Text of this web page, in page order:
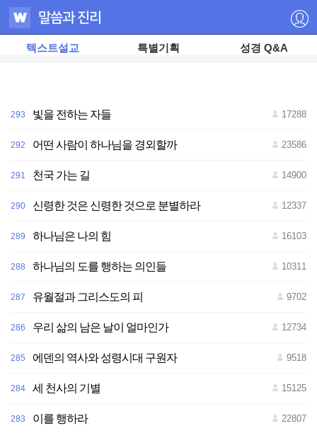
텍스트설교 특별기획 성경 Q&A
작
ⓒ
님
회
전
재
금
지
293 빛을 전하는 자들 17288
292 어떤 사람이 하나님을 경외할까 23586
291 천국 가는 길 14900
290 신령한 것은 신령한 것으로 분별하라 12337
289 하나님은 나의 힘 16103
288 하나님의 도를 행하는 의인들 10311
287 유월절과 그리스도의 피 9702
286 우리 삶의 남은 날이 얼마인가 12734
285 에덴의 역사와 성령시대 구원자 9518
284 세 천사의 기별 15125
283 이를 행하라 22807